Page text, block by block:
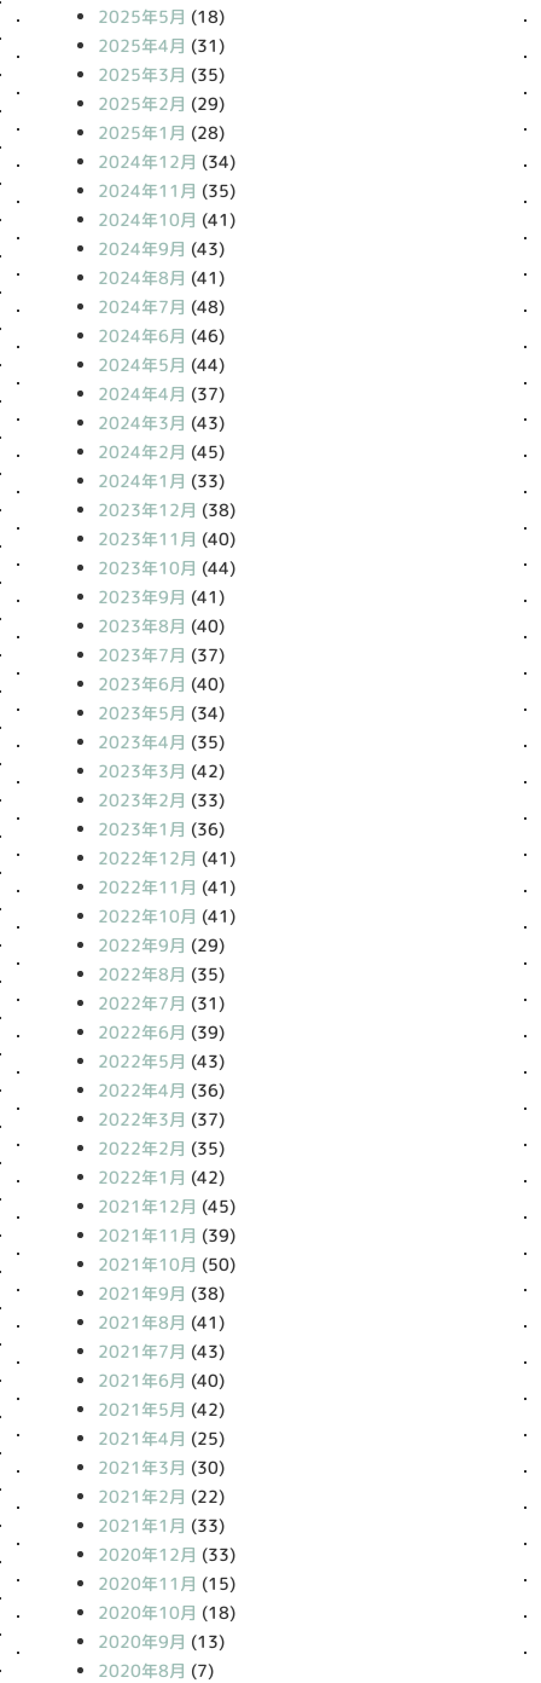
2025年5月 (18)
2025年4月 (31)
2025年3月 (35)
2025年2月 (29)
2025年1月 (28)
2024年12月 (34)
2024年11月 (35)
2024年10月 (41)
2024年9月 (43)
2024年8月 (41)
2024年7月 (48)
2024年6月 (46)
2024年5月 (44)
2024年4月 (37)
2024年3月 (43)
2024年2月 (45)
2024年1月 (33)
2023年12月 (38)
2023年11月 (40)
2023年10月 (44)
2023年9月 (41)
2023年8月 (40)
2023年7月 (37)
2023年6月 (40)
2023年5月 (34)
2023年4月 (35)
2023年3月 (42)
2023年2月 (33)
2023年1月 (36)
2022年12月 (41)
2022年11月 (41)
2022年10月 (41)
2022年9月 (29)
2022年8月 (35)
2022年7月 (31)
2022年6月 (39)
2022年5月 (43)
2022年4月 (36)
2022年3月 (37)
2022年2月 (35)
2022年1月 (42)
2021年12月 (45)
2021年11月 (39)
2021年10月 (50)
2021年9月 (38)
2021年8月 (41)
2021年7月 (43)
2021年6月 (40)
2021年5月 (42)
2021年4月 (25)
2021年3月 (30)
2021年2月 (22)
2021年1月 (33)
2020年12月 (33)
2020年11月 (15)
2020年10月 (18)
2020年9月 (13)
2020年8月 (7)